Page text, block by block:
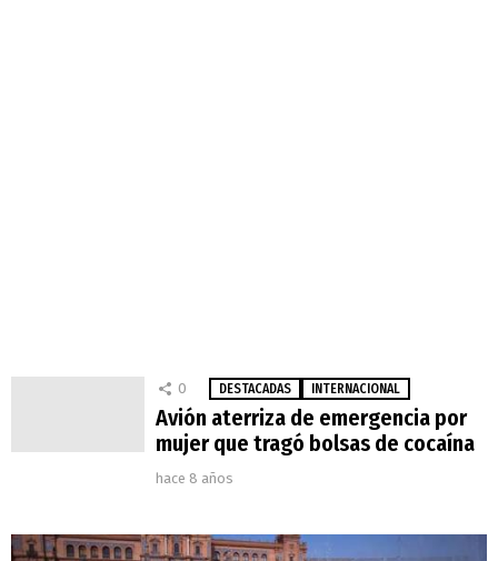
0 DESTACADAS INTERNACIONAL
Avión aterriza de emergencia por
mujer que tragó bolsas de cocaína
hace 8 años